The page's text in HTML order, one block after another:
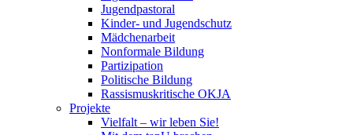
Jugendpastoral
Kinder- und Jugendschutz
Mädchenarbeit
Nonformale Bildung
Partizipation
Politische Bildung
Rassismuskritische OKJA
Projekte
Vielfalt – wir leben Sie!